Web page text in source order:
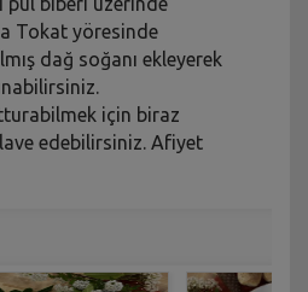
Tokat yöresinde
dağ soğanı ekleyerek
için biraz
edebilirsiniz. Afiyet